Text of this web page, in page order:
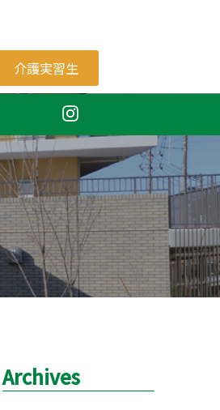
介護実習生
Archives